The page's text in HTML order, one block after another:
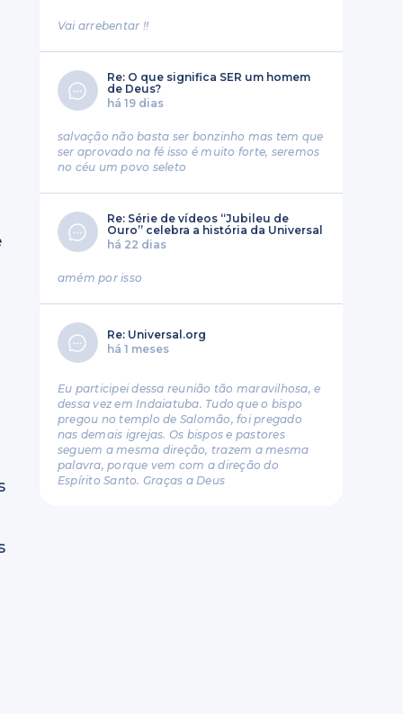
Vai arrebentar !!
Re: O que significa SER um homem
de Deus?
há 19 dias
salvação não basta ser bonzinho mas tem que
ser aprovado na fé isso é muito forte, seremos
no céu um povo seleto
Re: Série de vídeos “Jubileu de
Ouro” celebra a história da Universal
há 22 dias
amém por isso
Re: Universal.org
há 1 meses
Eu participei dessa reunião tão maravilhosa, e
dessa vez em Indaiatuba. Tudo que o bispo
pregou no templo de Salomão, foi pregado
nas demais igrejas. Os bispos e pastores
seguem a mesma direção, trazem a mesma
palavra, porque vem com a direção do
Espírito Santo. Graças a Deus